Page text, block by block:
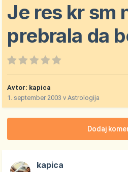
Je res kr sm
prebrala da
Avtor: kapica
1. september 2003 vAstrologija
Dodaj
kapica